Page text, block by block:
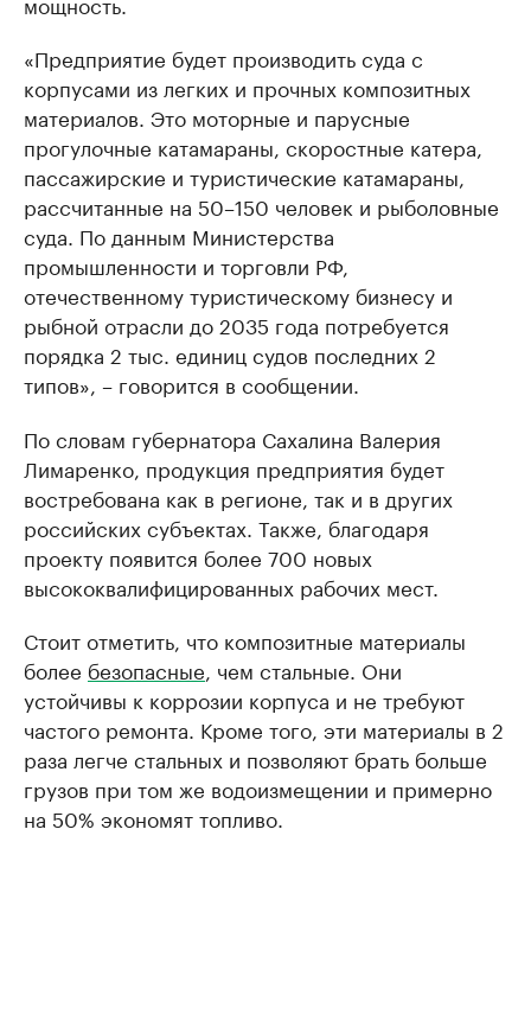
«Предприятие будет производить суда с
корпусами из легких и прочных композитных
материалов. Это моторные и парусные
прогулочные катамараны, скоростные катера,
пассажирские и туристические катамараны,
рассчитанные на 50–150 человек и рыболовные
суда. По данным Министерства
промышленности и торговли РФ,
отечественному туристическому бизнесу и
рыбной отрасли до 2035 года потребуется
порядка 2 тыс. единиц судов последних 2
типов», – говорится в сообщении.
По словам губернатора Сахалина Валерия
Лимаренко, продукция предприятия будет
востребована как в регионе, так и в других
российских субъектах. Также, благодаря
проекту появится более 700 новых
высококвалифицированных рабочих мест.
Стоит отметить, что композитные материалы
более безопасные , чем стальные. Они
устойчивы к коррозии корпуса и не требуют
частого ремонта. Кроме того, эти материалы в 2
раза легче стальных и позволяют брать больше
грузов при том же водоизмещении и примерно
на 50% экономят топливо.